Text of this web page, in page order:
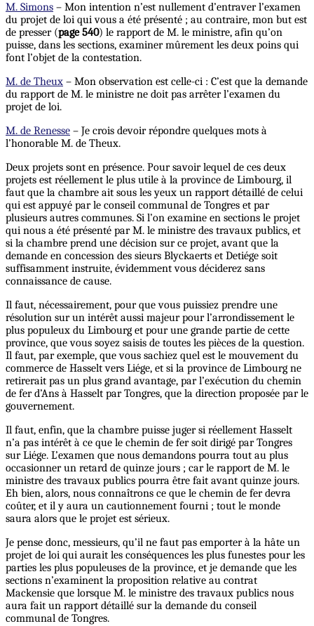
M. Simons – Mon intention n’est nullement d’entraver l’examen
du projet de loi qui vous a été présenté ; au contraire, mon but est
de presser (page 540) le rapport de M. le ministre, afin qu’on
puisse, dans les sections, examiner mûrement les deux poins qui
font l’objet de la contestation.
M. de Theux – Mon observation est celle-ci : C’est que la demande
du rapport de M. le ministre ne doit pas arrêter l’examen du
projet de loi.
M. de Renesse – Je crois devoir répondre quelques mots à
l’honorable M. de Theux.
Deux projets sont en présence. Pour savoir lequel de ces deux
projets est réellement le plus utile à la province de Limbourg, il
faut que la chambre ait sous les yeux un rapport détaillé de celui
qui est appuyé par le conseil communal de Tongres et par
plusieurs autres communes. Si l’on examine en sections le projet
qui nous a été présenté par M. le ministre des travaux publics, et
si la chambre prend une décision sur ce projet, avant que la
demande en concession des sieurs Blyckaerts et Detiége soit
suffisamment instruite, évidemment vous déciderez sans
connaissance de cause.
Il faut, nécessairement, pour que vous puissiez prendre une
résolution sur un intérêt aussi majeur pour l’arrondissement le
plus populeux du Limbourg et pour une grande partie de cette
province, que vous soyez saisis de toutes les pièces de la question.
Il faut, par exemple, que vous sachiez quel est le mouvement du
commerce de Hasselt vers Liége, et si la province de Limbourg ne
retirerait pas un plus grand avantage, par l’exécution du chemin
de fer d’Ans à Hasselt par Tongres, que la direction proposée par le
gouvernement.
Il faut, enfin, que la chambre puisse juger si réellement Hasselt
n’a pas intérêt à ce que le chemin de fer soit dirigé par Tongres
sur Liége. L’examen que nous demandons pourra tout au plus
occasionner un retard de quinze jours ; car le rapport de M. le
ministre des travaux publics pourra être fait avant quinze jours.
Eh bien, alors, nous connaîtrons ce que le chemin de fer devra
coûter, et il y aura un cautionnement fourni ; tout le monde
saura alors que le projet est sérieux.
Je pense donc, messieurs, qu’il ne faut pas emporter à la hâte un
projet de loi qui aurait les conséquences les plus funestes pour les
parties les plus populeuses de la province, et je demande que les
sections n’examinent la proposition relative au contrat
Mackensie que lorsque M. le ministre des travaux publics nous
aura fait un rapport détaillé sur la demande du conseil
communal de Tongres.